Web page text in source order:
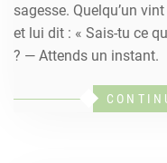
sagesse. Quelqu’un
et lui dit : « Sais-tu ce
? — Attends un instant.